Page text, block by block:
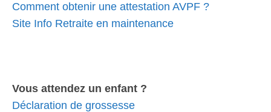
Comment obtenir une attestation AVPF ?
Site Info Retraite en maintenance
Vous attendez un enfant ?
Déclaration de grossesse